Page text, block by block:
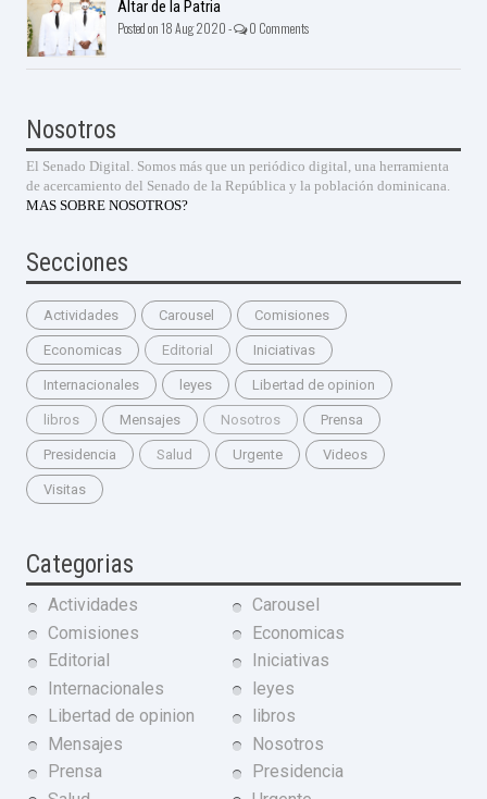
Altar de la Patria
Posted on 18 Aug 2020 - 0 Comments
Nosotros
El Senado Digital. Somos más que un periódico digital, una herramienta
de acercamiento del Senado de la República y la población dominicana.
MAS SOBRE NOSOTROS?
Secciones
Actividades Carousel Comisiones
Economicas Editorial Iniciativas
Internacionales leyes Libertad de opinion
libros Mensajes Nosotros Prensa
Presidencia Salud Urgente Videos
Visitas
Categorias
Actividades
Carousel
Comisiones
Economicas
Editorial
Iniciativas
Internacionales
leyes
Libertad de opinion
libros
Mensajes
Nosotros
Prensa
Presidencia